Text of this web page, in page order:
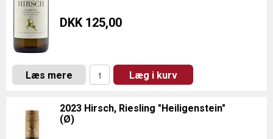
DKK 125,00
Læs mere Læg i kurv
2023 Hirsch, Riesling "Heiligenstein"
(Ø)